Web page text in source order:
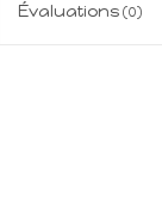
Évaluations(0)